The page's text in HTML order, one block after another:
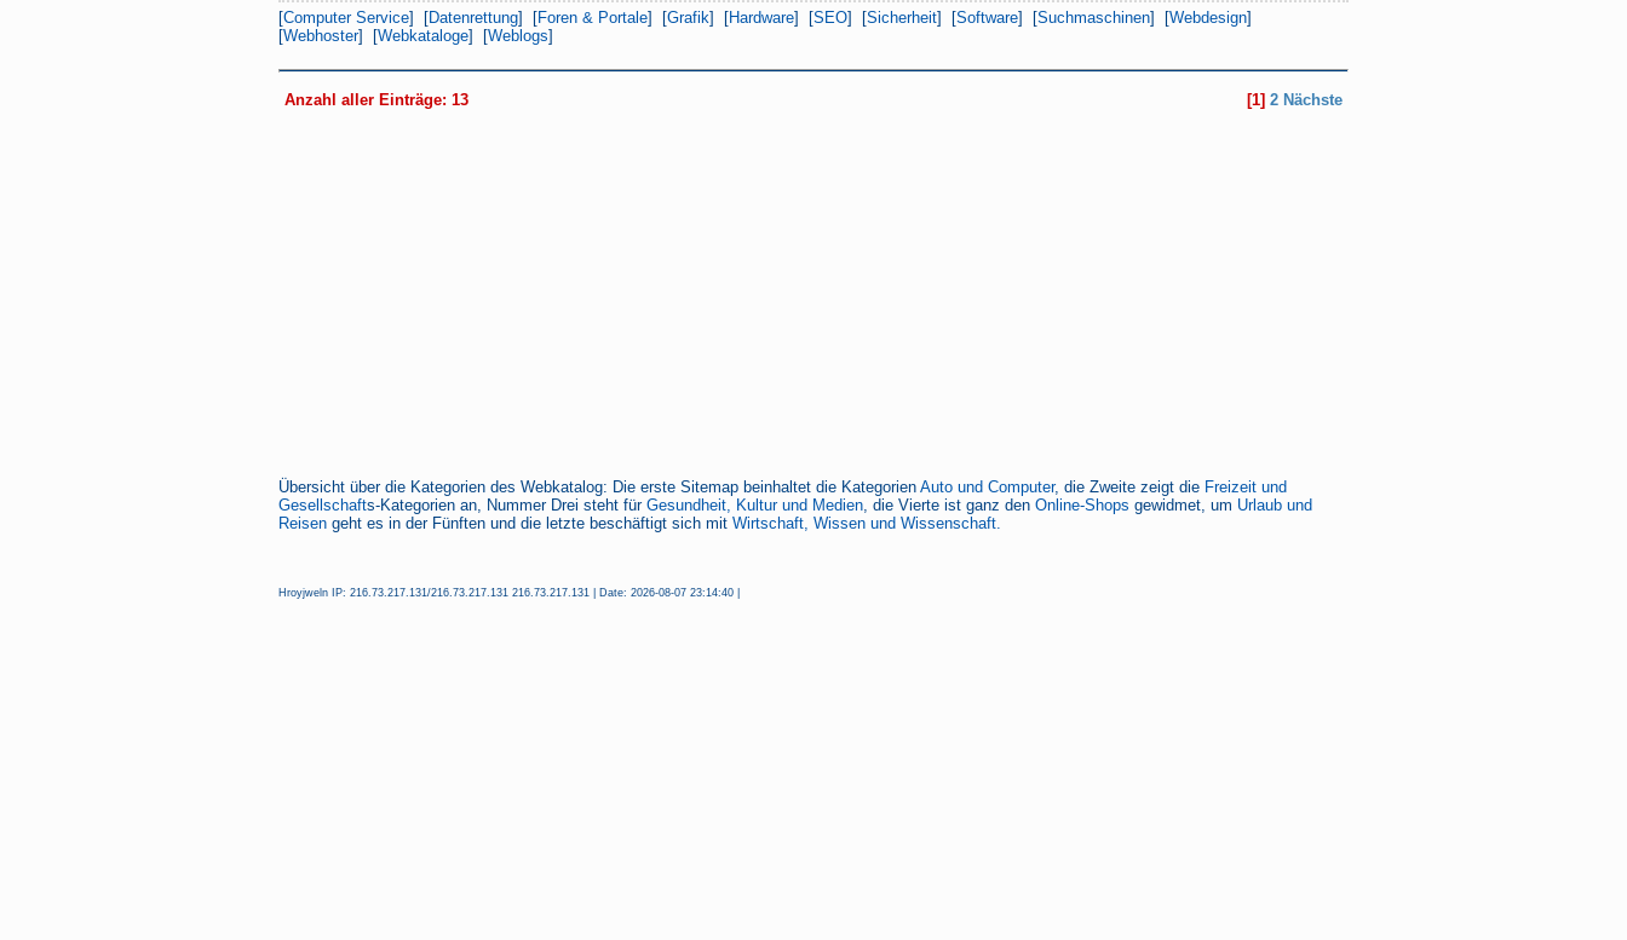
[Computer Service] [Datenrettung] [Foren & Portale] [Grafik] [Hardware] [SEO] [Sicherheit] [Software] [Suchmaschinen] [Webdesign]
[Webhoster] [Webkataloge] [Weblogs]
[1] 2 Nächste
Anzahl aller Einträge: 13
Übersicht über die Kategorien des Webkatalog: Die erste Sitemap beinhaltet die Kategorien Auto und Computer, die Zweite zeigt die Freizeit und
Gesellschafts-Kategorien an, Nummer Drei steht für Gesundheit, Kultur und Medien, die Vierte ist ganz den Online-Shops gewidmet, um Urlaub und
Reisen geht es in der Fünften und die letzte beschäftigt sich mit Wirtschaft, Wissen und Wissenschaft.
Hroyjweln IP: 216.73.217.131/216.73.217.131 216.73.217.131 | Date: 2026-08-07 23:14:40 |